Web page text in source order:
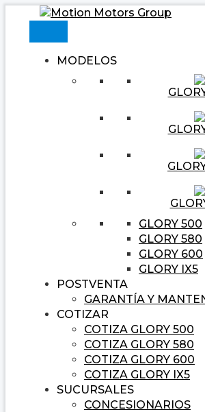
Ir
MODELOS
GLORY 500
GLORY 580
GLORY 600
GLORY IX5
POSTVENTA
GARANTÍA Y
COTIZAR
COTIZA GLORY 500
COTIZA GLORY 580
COTIZA GLORY 600
COTIZA GLORY IX5
SUCURSALES
CONCESIONARIOS
Navegación Escribe
aquí...
Nombre*
Correo
electrónico*
Web